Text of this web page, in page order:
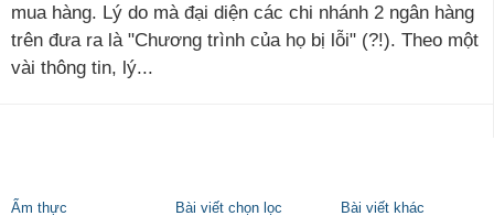
mua hàng. Lý do mà đại diện các chi nhánh 2 ngân hàng
trên đưa ra là "Chương trình của họ bị lỗi" (?!). Theo một
vài thông tin, lý...
Ẩm thực Bài viết chọn lọc
Bài viết khác